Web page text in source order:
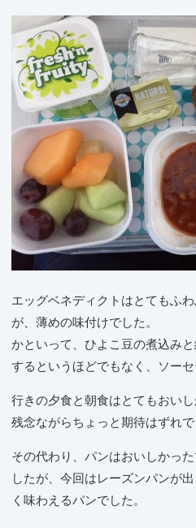
エッグベネディクトはとてもふ
が、薄めの味付けでした。
かといって、ひよこ豆の煮込み
するというほどでもなく、ソーセ
行きの夕食と朝食はとてもおい
残念ながらちょっと期待はずれで
その代わり、パンはおいしかっ
したが、今回はレーズンパンが
く味わえるパンでした。